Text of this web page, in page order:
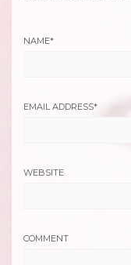
NAME*
EMAIL ADDRESS*
WEBSITE
COMMENT